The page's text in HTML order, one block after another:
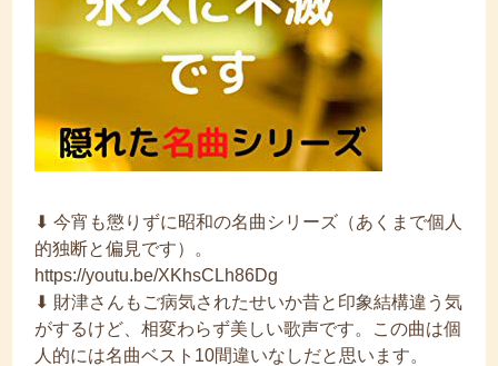
⬇︎ 今宵も懲りずに昭和の名曲シリーズ（あくまで個人
的独断と偏見です）。
https://youtu.be/XKhsCLh86Dg
⬇︎ 財津さんもご病気されたせいか昔と印象結構違う気
がするけど、相変わらず美しい歌声です。この曲は個
人的には名曲ベスト10間違いなしだと思います。